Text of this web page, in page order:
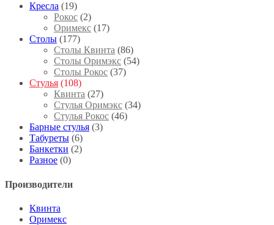
Кресла (19)
Рокос (2)
Оримекс (17)
Столы (177)
Столы Квинта (86)
Столы Оримэкс (54)
Столы Рокос (37)
Стулья (108)
Квинта (27)
Стулья Оримэкс (34)
Стулья Рокос (46)
Барные стулья (3)
Табуреты (6)
Банкетки (2)
Разное (0)
Производители
Квинта
Оримекс